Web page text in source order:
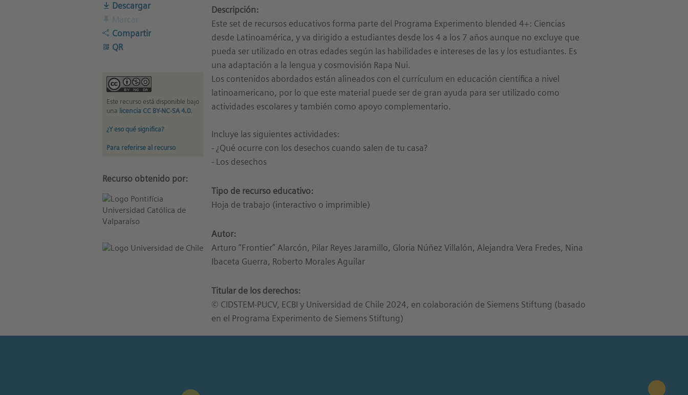
Descargar
Compartir
QR
Este recurso está disponible bajo
una licencia CC BY-NC-SA 4.0.
¿Y eso qué significa?
Para referirse al recurso
Recurso obtenido por:
Descripción:
Este set de recursos educativos forma parte del Programa Experimento blended 4+: Ciencias
desde Latinoamérica, y va dirigido a estudiantes desde los 4 a los 7 años aunque no excluye que
pueda ser utilizado en otras edades según las habilidades e intereses de las y los estudiantes. Es
una adaptación a la lengua y cosmovisión Rapa Nui.
Los contenidos abordados están alineados con el currículum en educación científica a nivel
latinoamericano, por lo que este material puede ser de gran ayuda para ser utilizado como
actividades escolares y también como apoyo complementario.
Incluye las siguientes actividades:
- ¿Qué ocurre con los desechos cuando salen de tu casa?
- Los desechos
Tipo de recurso educativo:
Hoja de trabajo (interactivo o imprimible)
Autor:
Arturo “Frontier” Alarcón, Pilar Reyes Jaramillo, Gloria Núñez Villalón, Alejandra Vera Fredes, Nina
Ibaceta Guerra, Roberto Morales Aguilar
Titular de los derechos:
© CIDSTEM-PUCV, ECBI y Universidad de Chile 2024, en colaboración de Siemens Stiftung (basado
en el Programa Experimento de Siemens Stiftung)